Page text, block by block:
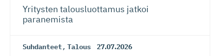
Yritysten talousluottamus jatkoi
paranemista
Suhdanteet, Talous 27.07.2026